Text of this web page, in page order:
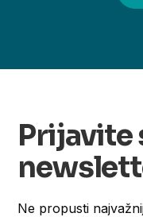
Prijavite
Ne propusti